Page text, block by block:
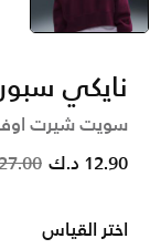
نايكي
سويت شيرت اوفر
27.00 12.90 د.ك
اختر القياس